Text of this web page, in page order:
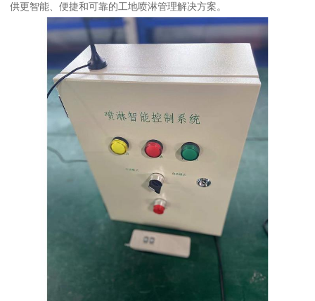
供更智能、便捷和可靠的工地喷淋管理解决方案。